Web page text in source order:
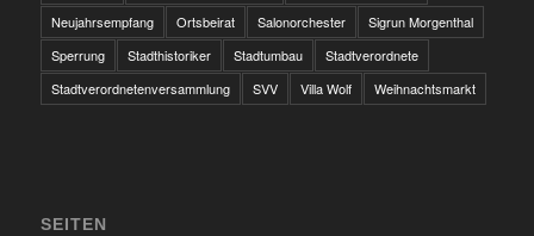
Neujahrsempfang
Ortsbeirat Salonorchester
Sigrun Morgenthal
Sperrung
Stadthistoriker Stadtumbau
Stadtverordnete
Stadtverordnetenversammlung
SVV Villa Wolf Weihnachtsmarkt
SEITEN